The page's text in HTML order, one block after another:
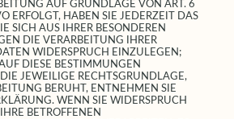
AUF GRUNDLAGE VON ART. 6
ERFOLGT, HABEN SIE JEDERZEIT DAS
SICH AUS IHRER BESONDEREN
DIE VERARBEITUNG IHRER
WIDERSPRUCH EINZULEGEN;
DIESE BESTIMMUNGEN
JEWEILIGE RECHTSGRUNDLAGE,
BERUHT, ENTNEHMEN SIE
WENN SIE WIDERSPRUCH
BETROFFENEN